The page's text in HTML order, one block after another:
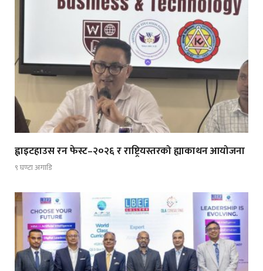
ह्वाइटहाउस रन फेस्ट–२०२६ र राष्ट्रियस्तरको ह्याकाथन आयोजना
९ घण्टा अगाडि